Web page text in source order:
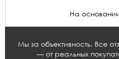
На
Мы за объективность. Все
— от реальных